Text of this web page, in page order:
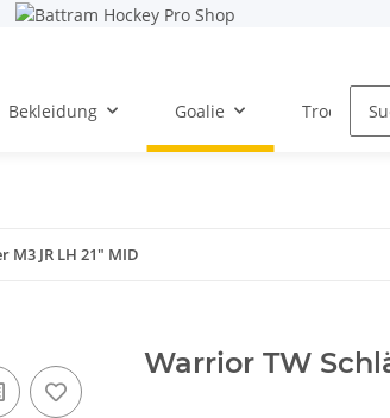
Bekleidung Goalie
M3 JR LH 21" MID
Warrior TW